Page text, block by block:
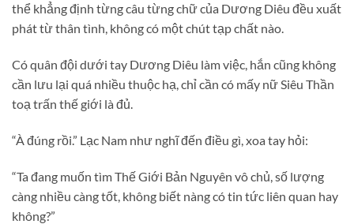
thể khẳng định từng câu từng chữ của Dương Diêu đều xuất
phát từ thân tình, không có một chút tạp chất nào.
Có quân đội dưới tay Dương Diêu làm việc, hắn cũng không
cần lưu lại quá nhiều thuộc hạ, chỉ cần có mấy nữ Siêu Thần
toạ trấn thế giới là đủ.
“À đúng rồi.” Lạc Nam như nghĩ đến điều gì, xoa tay hỏi:
“Ta đang muốn tìm Thế Giới Bản Nguyên vô chủ, số lượng
càng nhiều càng tốt, không biết nàng có tin tức liên quan hay
không?”